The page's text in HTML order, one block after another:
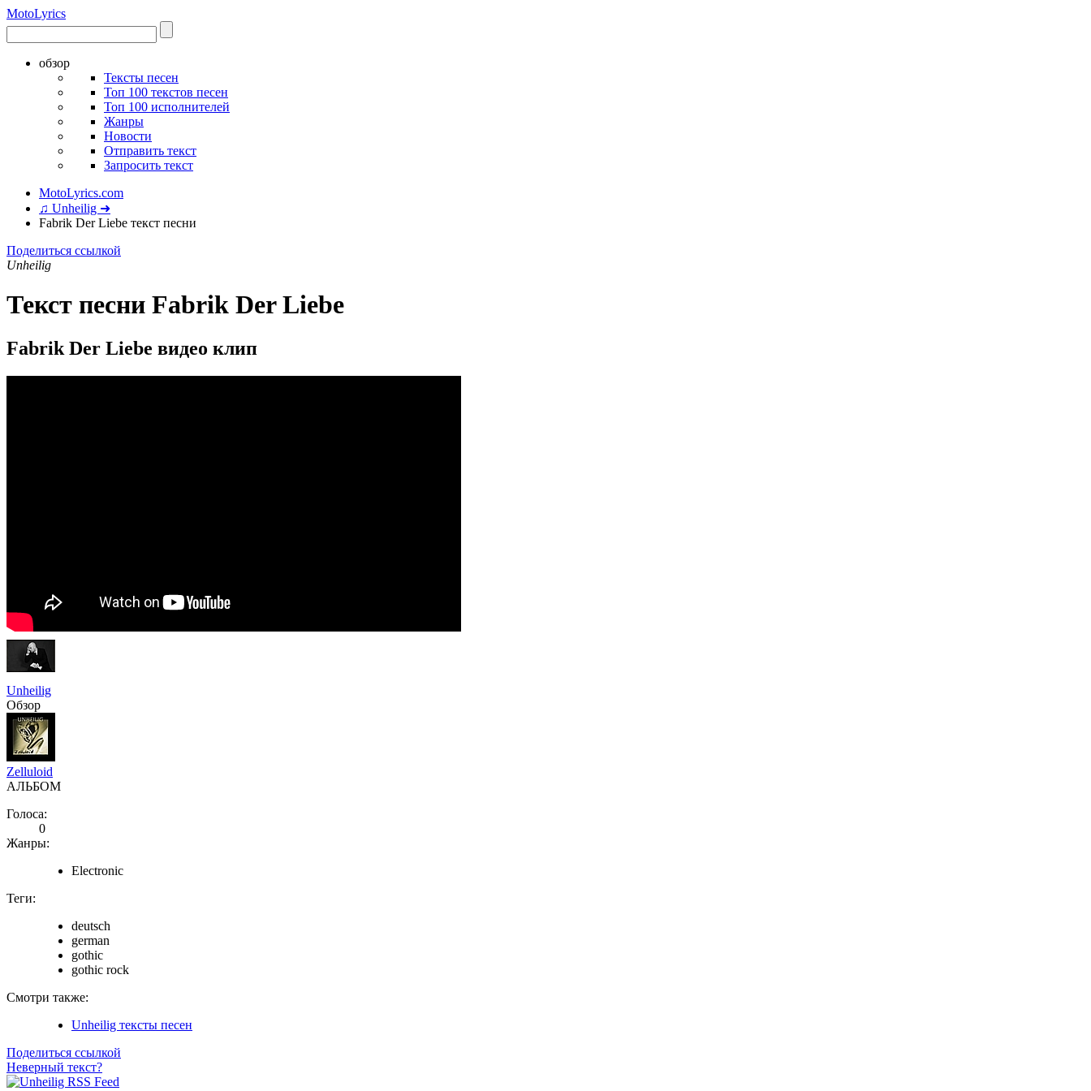
MotoLyrics
обзор
Тексты песен
Топ 100 текстов песен
Топ 100 исполнителей
Жанры
Новости
Отправить текст
Запросить текст
MotoLyrics.com
♫ Unheilig ➜
Fabrik Der Liebe текст песни
Поделиться ссылкой
Unheilig
Текст песни Fabrik Der Liebe
Fabrik Der Liebe видео клип
Unheilig
Обзор
Zelluloid
АЛЬБОМ
Голоса:
0
Жанры:
Electronic
Теги:
deutsch
german
gothic
gothic rock
Смотри также:
Unheilig тексты песен
Поделиться ссылкой
Неверный текст?